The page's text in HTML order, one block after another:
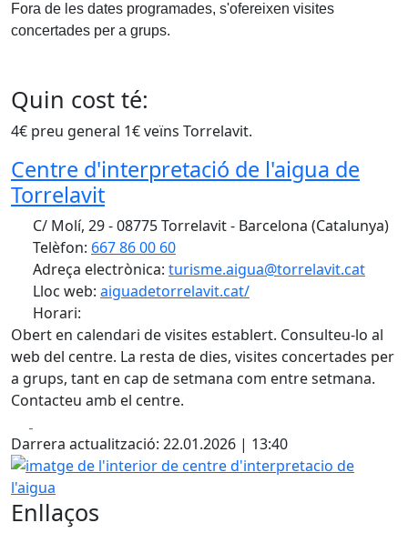
Fora de les dates programades, s'ofereixen visites
concertades per a grups.
Quin cost té:
4€ preu general 1€ veïns Torrelavit.
Centre d'interpretació de l'aigua de
Torrelavit
C/ Molí, 29 - 08775 Torrelavit - Barcelona (Catalunya)
Telèfon: 667 86 00 60
Adreça electrònica: turisme.aigua@torrelavit.cat
Lloc web: aiguadetorrelavit.cat/
Horari:
Obert en calendari de visites establert. Consulteu-lo al
web del centre. La resta de dies, visites concertades per
a grups, tant en cap de setmana com entre setmana.
Contacteu amb el centre.
Darrera actualització: 22.01.2026 | 13:40
imatge de l'interior de centre d'interpretacio de l'aigua
Enllaços